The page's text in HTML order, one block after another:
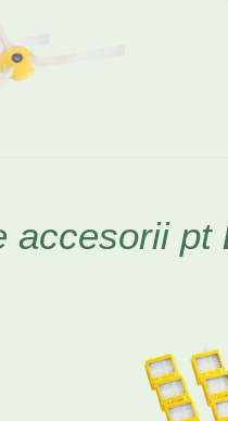
accesorii pt